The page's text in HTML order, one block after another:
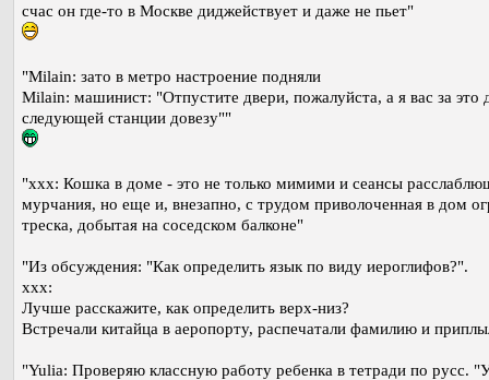
счас он где-то в Москве диджействует и даже не пьет"
"Milain: зато в метро настроение подняли
Milain: машинист: "Отпустите двери, пожалуйста, а я вас за это
следующей станции довезу""
"xxx: Кошка в доме - это не только мимими и сеансы
мурчания, но еще и, внезапно, с трудом приволоченная в дом
треска, добытая на соседском балконе"
"Из обсуждения: "Как определить язык по виду иероглифов?".
xxx:
Лучше расскажите, как определить верх-низ?
Встречали китайца в аеропорту, распечатали фамилию и
"Yulia: Проверяю классную работу ребенка в тетради по русс.